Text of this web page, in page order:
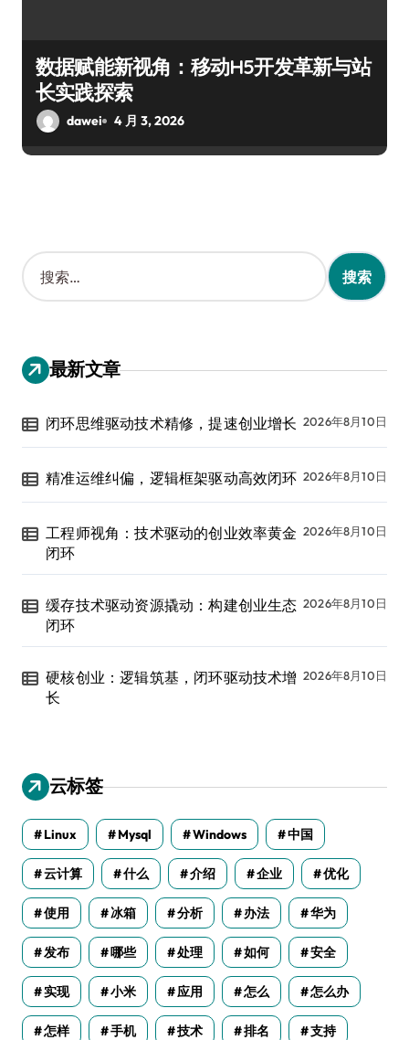
数据赋能新视角：移动H5开发革新与站
长实践探索
dawei 4 月 3, 2026
搜
索
：
最新文章
闭环思维驱动技术精修，提速创业增长 2026年8月10日
精准运维纠偏，逻辑框架驱动高效闭环 2026年8月10日
工程师视角：技术驱动的创业效率黄金
闭环
2026年8月10日
缓存技术驱动资源撬动：构建创业生态
闭环
2026年8月10日
硬核创业：逻辑筑基，闭环驱动技术增
长
2026年8月10日
云标签
Linux Mysql Windows 中国
云计算 什么 介绍 企业 优化
使用 冰箱 分析 办法 华为
发布 哪些 处理 如何 安全
实现 小米 应用 怎么 怎么办
怎样 手机 技术 排名 支持